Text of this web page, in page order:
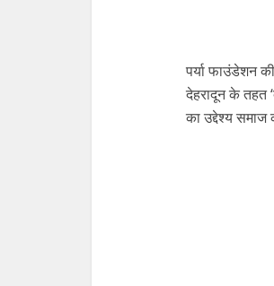
पर्या फाउंडेशन
देहरादून के तहत
का उद्देश्य